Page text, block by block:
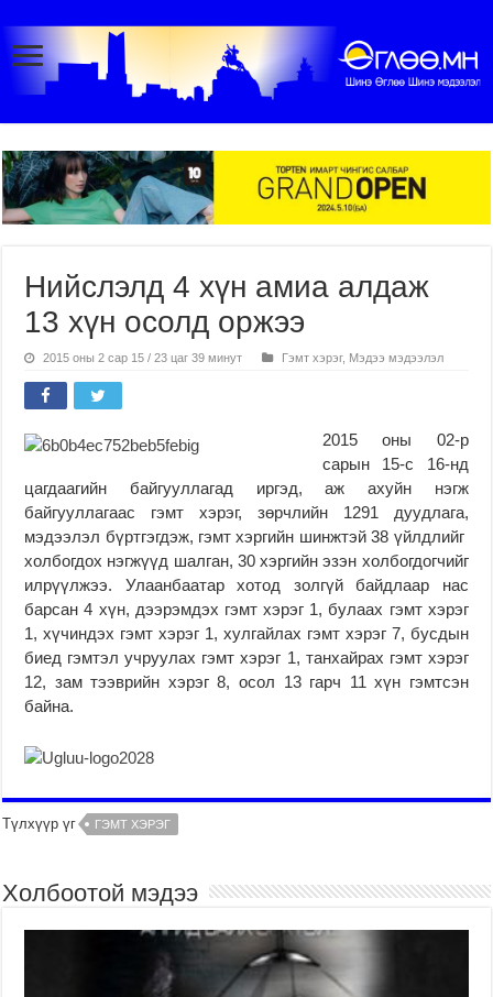
Нийслэлд 4 хүн амиа алдаж
13 хүн осолд оржээ
2015 оны 2 сар 15 / 23 цаг 39 минут Гэмт хэрэг, Мэдээ мэдээлэл
2015 оны 02-р
сарын 15-с 16-нд
цагдаагийн байгууллагад иргэд, аж ахуйн нэгж
байгууллагаас гэмт хэрэг, зөрчлийн 1291 дуудлага,
мэдээлэл бүртгэгдэж, гэмт хэргийн шинжтэй 38 үйлдлийг
холбогдох нэгжүүд шалган, 30 хэргийн эзэн холбогдогчийг
илрүүлжээ. Улаанбаатар хотод золгүй байдлаар нас
барсан 4 хүн, дээрэмдэх гэмт хэрэг 1, булаах гэмт хэрэг
1, хүчиндэх гэмт хэрэг 1, хулгайлах гэмт хэрэг 7, бусдын
биед гэмтэл учруулах гэмт хэрэг 1, танхайрах гэмт хэрэг
12, зам тээврийн хэрэг 8, осол 13 гарч 11 хүн гэмтсэн
байна.
Түлхүүр үг ГЭМТ ХЭРЭГ
Холбоотой мэдээ